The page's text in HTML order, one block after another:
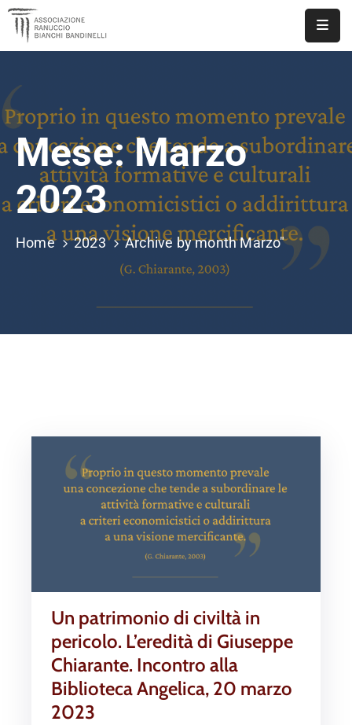
NOTIZIE
DOCUMENTI
EVENTI
PUBBLICAZIONI
CONTATTI
Mese:Marzo
2023
Home 2023 Archive by month Marzo"
Un patrimonio di civiltà in
pericolo. L’eredità di Giuseppe
Chiarante. Incontro alla
Biblioteca Angelica, 20 marzo
2023